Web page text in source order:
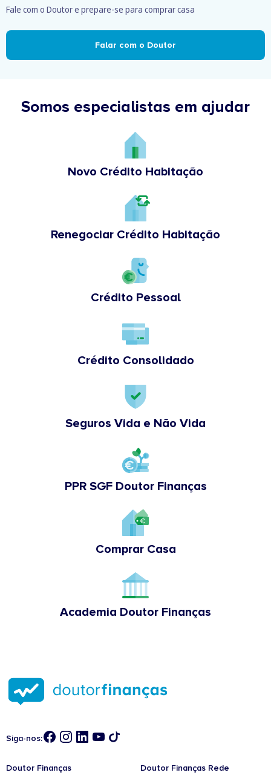
Fale com o Doutor e prepare-se para comprar casa
Falar com o Doutor
Somos especialistas em ajudar
Novo Crédito Habitação
Renegociar Crédito Habitação
Crédito Pessoal
Crédito Consolidado
Seguros Vida e Não Vida
PPR SGF Doutor Finanças
Comprar Casa
Academia Doutor Finanças
Siga-nos:
Doutor Finanças Doutor Finanças Rede